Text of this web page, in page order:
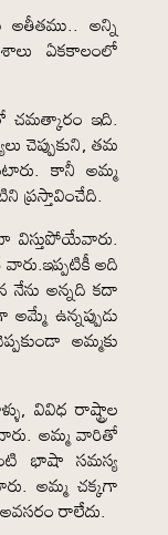
అతీతము.. అన్ని
ఏకకాలంలో
చమత్కారం ఇది.
చెప్పుకుని, తమ
కానీ అమ్మ
ప్రస్తావించేది.
విస్తుపోయేవారు.
వారు.ఇప్పటికీ అది
నేను అన్నది కదా
ఉన్నప్పుడు
అమ్మకు
వివిధ రాష్ట్రాల
అమ్మ వారితో
భాషా సమస్య
అమ్మ చక్కగా
రాలేదు.